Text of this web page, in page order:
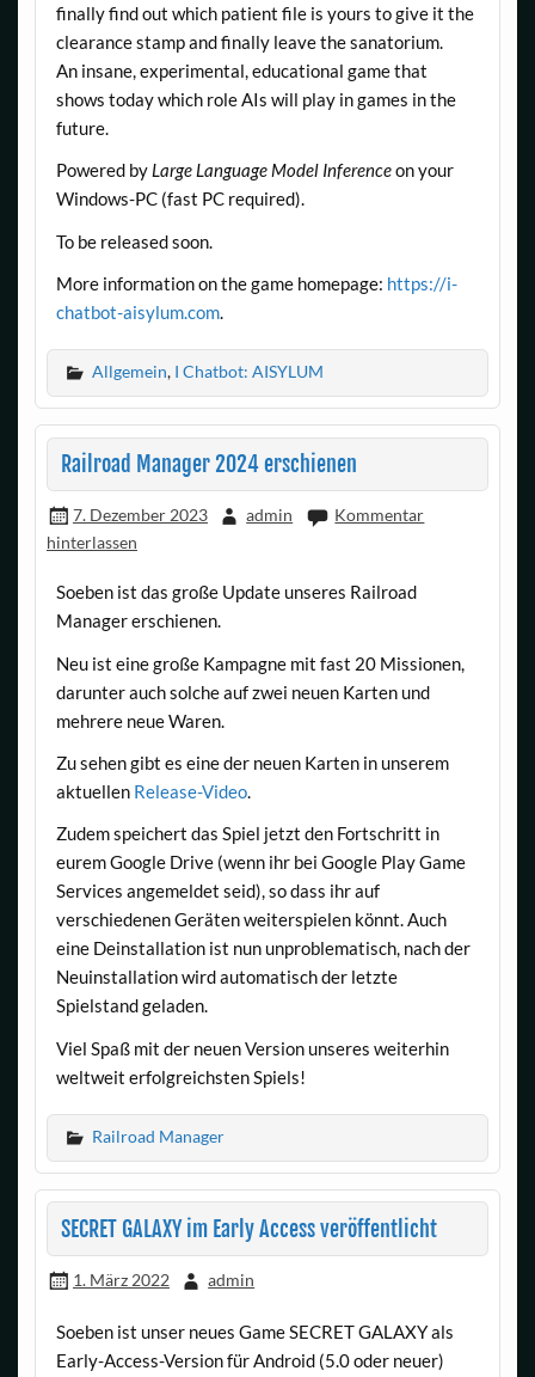
finally find out which patient file is yours to give it the
clearance stamp and finally leave the sanatorium.
An insane, experimental, educational game that
shows today which role AIs will play in games in the
future.
Powered by Large Language Model Inferenceon your
Windows-PC (fast PC required).
To be released soon.
More information on the game homepage: https://i-
chatbot-aisylum.com.
Allgemein, I Chatbot: AISYLUM
Railroad Manager 2024 erschienen
7. Dezember 2023 admin
Kommentar
hinterlassen
Soeben ist das große Update unseres Railroad
Manager erschienen.
Neu ist eine große Kampagne mit fast 20 Missionen,
darunter auch solche auf zwei neuen Karten und
mehrere neue Waren.
Zu sehen gibt es eine der neuen Karten in unserem
aktuellen Release-Video.
Zudem speichert das Spiel jetzt den Fortschritt in
eurem Google Drive (wenn ihr bei Google Play Game
Services angemeldet seid), so dass ihr auf
verschiedenen Geräten weiterspielen könnt. Auch
eine Deinstallation ist nun unproblematisch, nach der
Neuinstallation wird automatisch der letzte
Spielstand geladen.
Viel Spaß mit der neuen Version unseres weiterhin
weltweit erfolgreichsten Spiels!
Railroad Manager
SECRET GALAXY im Early Access veröffentlicht
1. März 2022 admin
Soeben ist unser neues Game SECRET GALAXY als
Early-Access-Version für Android (5.0 oder neuer)